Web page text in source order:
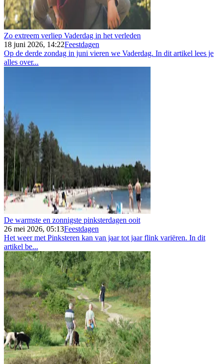
Zo extreem verliep Vaderdag in het verleden
18 juni 2026, 14:22Feestdagen
Op de derde zondag in juni vieren we Vaderdag. In dit artikel lees je
alles over...
De warmste en zonnigste pinksterdagen ooit
26 mei 2026, 05:13Feestdagen
Het weer met Pinksteren kan van jaar tot jaar flink variëren. In dit
artikel be...